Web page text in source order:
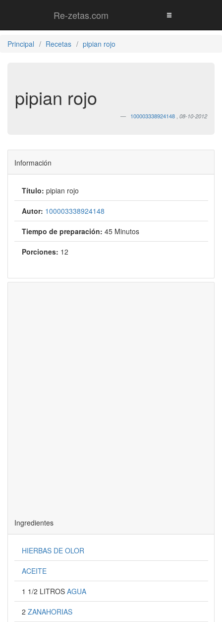
Re-zetas.com
Principal Recetas pipian rojo
pipian rojo
100003338924148 08-10-2012
Información
Título: pipian rojo
Autor: 100003338924148
Tiempo de preparación: 45 Minutos
Porciones: 12
Ingredientes
HIERBAS DE OLOR
ACEITE
1 1/2 LITROS AGUA
2 ZANAHORIAS